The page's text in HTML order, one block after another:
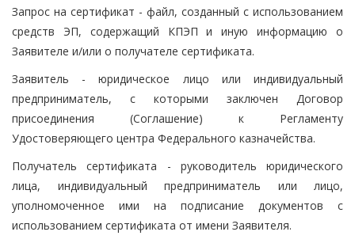
Запрос на сертификат - файл, созданный с использованием
средств ЭП, содержащий КПЭП и иную информацию о
Заявителе и/или о получателе сертификата.
Заявитель - юридическое лицо или индивидуальный
предприниматель, с которыми заключен Договор
присоединения (Соглашение) к Регламенту
Удостоверяющего центра Федерального казначейства.
Получатель сертификата - руководитель юридического
лица, индивидуальный предприниматель или лицо,
уполномоченное ими на подписание документов с
использованием сертификата от имени Заявителя.